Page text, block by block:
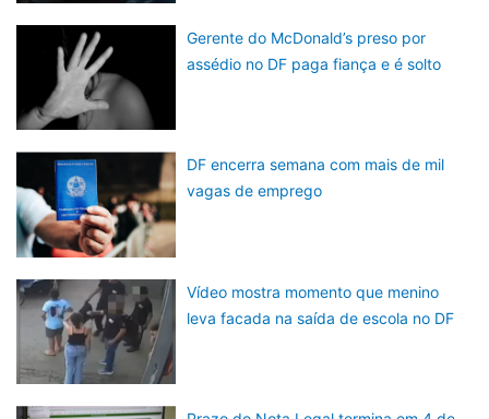
Gerente do McDonald’s preso por
assédio no DF paga fiança e é solto
DF encerra semana com mais de mil
vagas de emprego
Vídeo mostra momento que menino
leva facada na saída de escola no DF